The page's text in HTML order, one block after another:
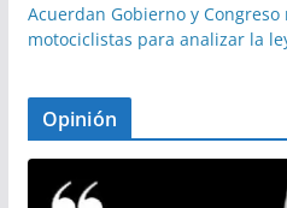
Acuerdan Gobierno y
motociclistas para analizar la
Opinión